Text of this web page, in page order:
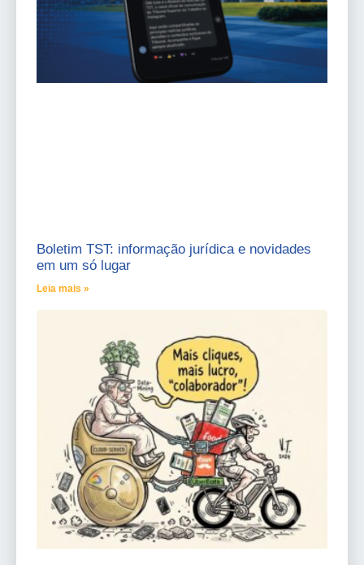
Boletim TST: informação jurídica e novidades
em um só lugar
Leia mais »